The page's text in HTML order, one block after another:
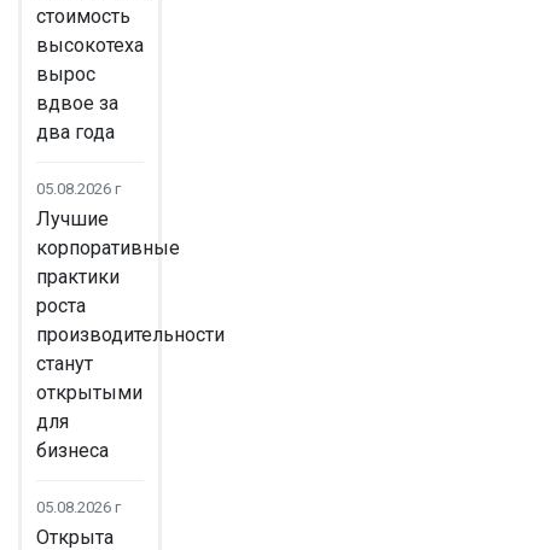
стоимость
высокотеха
вырос
вдвое за
два года
05.08.2026 г
Лучшие
корпоративные
практики
роста
производительности
станут
открытыми
для
бизнеса
05.08.2026 г
Открыта